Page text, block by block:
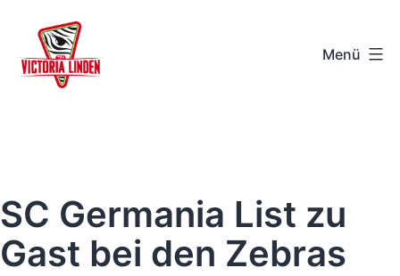
Inhalt
springen
-
Hannover
Menü
SC Germania List zu
Gast bei den Zebras